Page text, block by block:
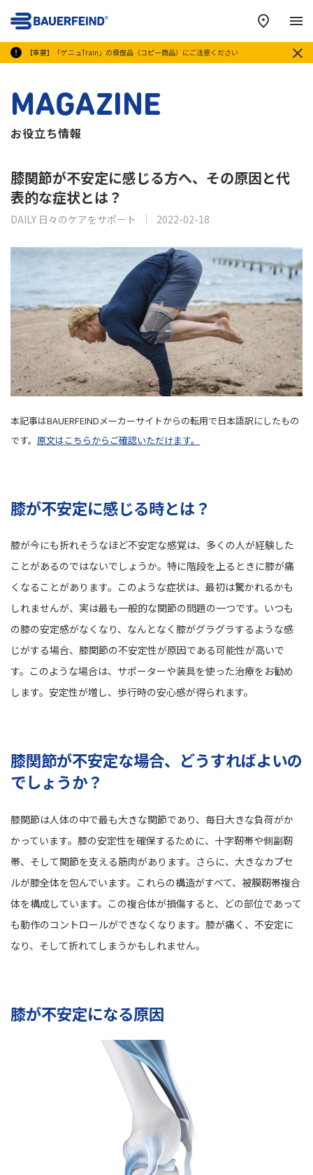
【重要】「ゲニュTrain」の模倣品（コピー商品）にご注意ください
メ
MAGAZINE
お役立ち情報
膝関節が不安定に感じる方へ、その原因と代
表的な症状とは？
DAILY 日々のケアをサポート 2022-02-18
本記事はBAUERFEINDメーカーサイトからの転用で日本語訳にしたもの
です。 原文はこちらからご確認いただけます。
膝が不安定に感じる時とは？
膝が今にも折れそうなほど不安定な感覚は、多くの人が経験した
ことがあるのではないでしょうか。特に階段を上るときに膝が痛
くなることがあります。このような症状は、最初は驚かれるかも
しれませんが、実は最も一般的な関節の問題の一つです。いつも
の膝の安定感がなくなり、なんとなく膝がグラグラするような感
じがする場合、膝関節の不安定性が原因である可能性が高いで
す。このような場合は、サポーターや装具を使った治療をお勧め
します。安定性が増し、歩行時の安心感が得られます。
膝関節が不安定な場合、どうすればよいの
でしょうか？
膝関節は人体の中で最も大きな関節であり、毎日大きな負荷がか
かっています。膝の安定性を確保するために、十字靭帯や側副靭
帯、そして関節を支える筋肉があります。さらに、大きなカプセ
ルが膝全体を包んでいます。これらの構造がすべて、被膜靭帯複合
体を構成しています。この複合体が損傷すると、どの部位であって
も動作のコントロールができなくなります。膝が痛く、不安定に
なり、そして折れてしまうかもしれません。
膝が不安定になる原因